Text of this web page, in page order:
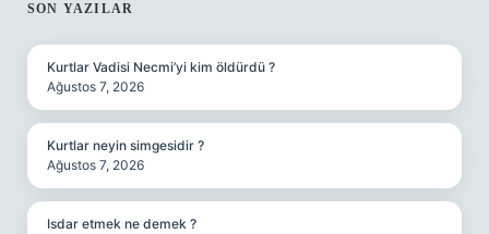
SIDEBAR
SON YAZILAR
Kurtlar Vadisi Necmi’yi kim öldürdü ?
Ağustos 7, 2026
Kurtlar neyin simgesidir ?
Ağustos 7, 2026
Isdar etmek ne demek ?